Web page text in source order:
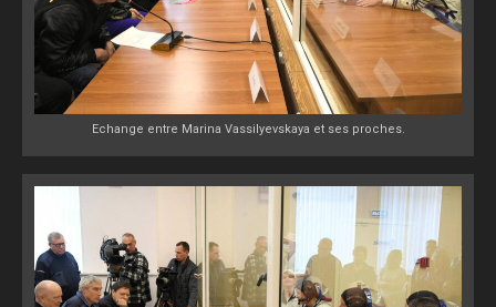
Echange entre Marina Vassilyevskaya et ses proches.